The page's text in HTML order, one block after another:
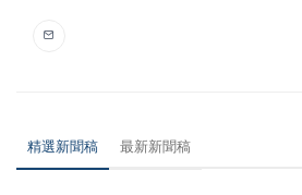
精選新聞稿 最新新聞稿